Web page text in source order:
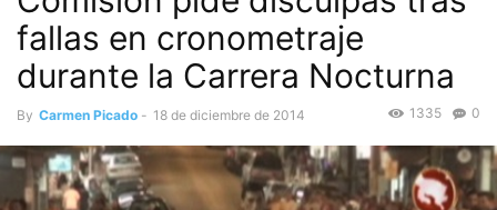
fallas en cronometraje
durante la Carrera Nocturna
By Carmen Picado - 18 de diciembre de 2014 0
1335